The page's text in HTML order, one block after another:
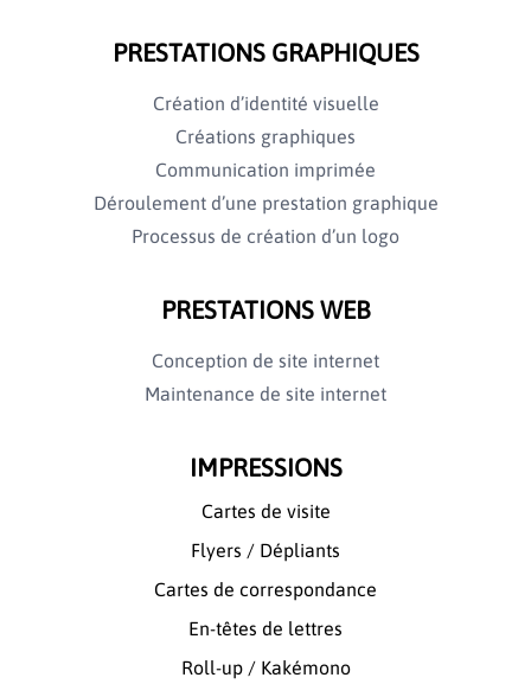
PRESTATIONS GRAPHIQUES
Création d’identité visuelle
Créations graphiques
Communication imprimée
Déroulement d’une prestation graphique
Processus de création d’un logo
PRESTATIONS WEB
Conception de site internet
Maintenance de site internet
IMPRESSIONS
Cartes de visite
Flyers / Dépliants
Cartes de correspondance
En-têtes de lettres
Roll-up / Kakémono